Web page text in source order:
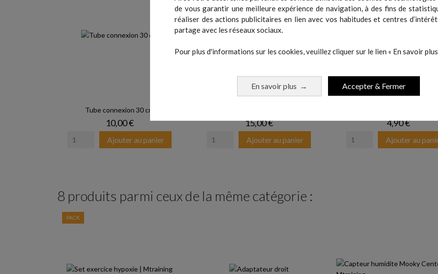
de vous garantir une meilleure expérience de navigation, à des fins de
réaliser des actions publicitaires en lien avec vos habitudes et centres
partage avec les réseaux sociaux.
Pour plus d'informations sur les cookies, veuillez cliquer sur le lien « En savoir plus
En savoir plus → Accepter & Fermer
Tube connexion 30 cm
Prix
10,00 €
Ajouter au panier
Prix
15,00 €
Ajouter au panier
Prix
4,90 €
Ajouter au
8 produits parmi ceux de la même catégorie :
PACK